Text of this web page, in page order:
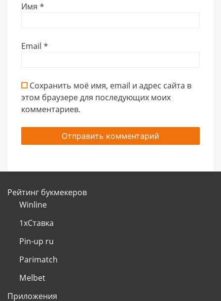
Имя *
Email *
Сохранить моё имя, email и адрес сайта в
этом браузере для последующих моих
комментариев.
Рейтинг букмекеров
Winline
1хСтавка
Pin-up ru
Parimatch
Melbet
Приложения